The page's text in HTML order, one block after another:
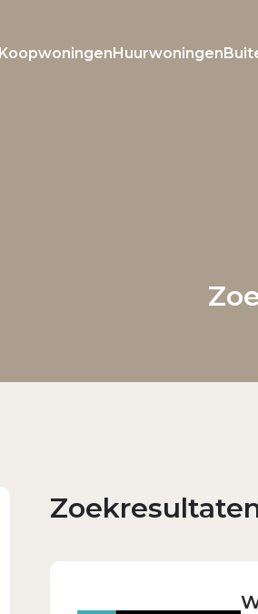
Koopwoningen Huurwoningen